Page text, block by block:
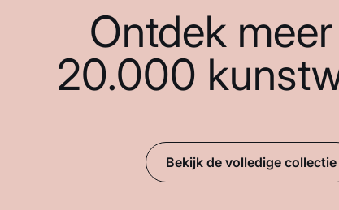
Ontdek
20.000
Bekijk de volledige collectie